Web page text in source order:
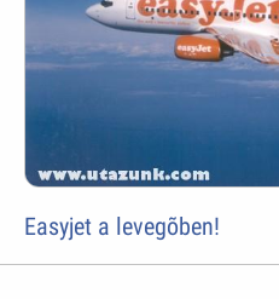
Easyjet a levegõben!